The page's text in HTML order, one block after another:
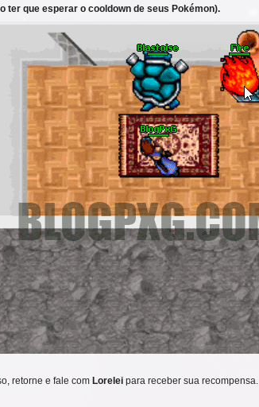
ter que esperar o cooldown de seus Pokémon).
retorne e fale com Lorelei para receber sua recompensa.